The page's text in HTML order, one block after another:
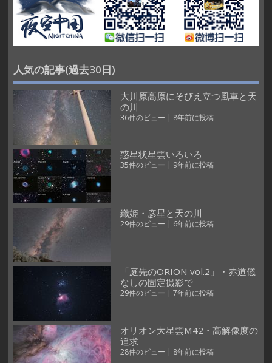
人気の記事(過去30日)
大川原高原にそびえ立つ風車と天
の川
36件のビュー | 8年前に投稿
惑星状星雲いろいろ
35件のビュー | 9年前に投稿
織姫・彦星と天の川
29件のビュー | 6年前に投稿
「庭先のORION vol.2」・赤道儀
なしの固定撮影で
29件のビュー | 7年前に投稿
オリオン大星雲M42・高解像度の
追求
28件のビュー | 8年前に投稿